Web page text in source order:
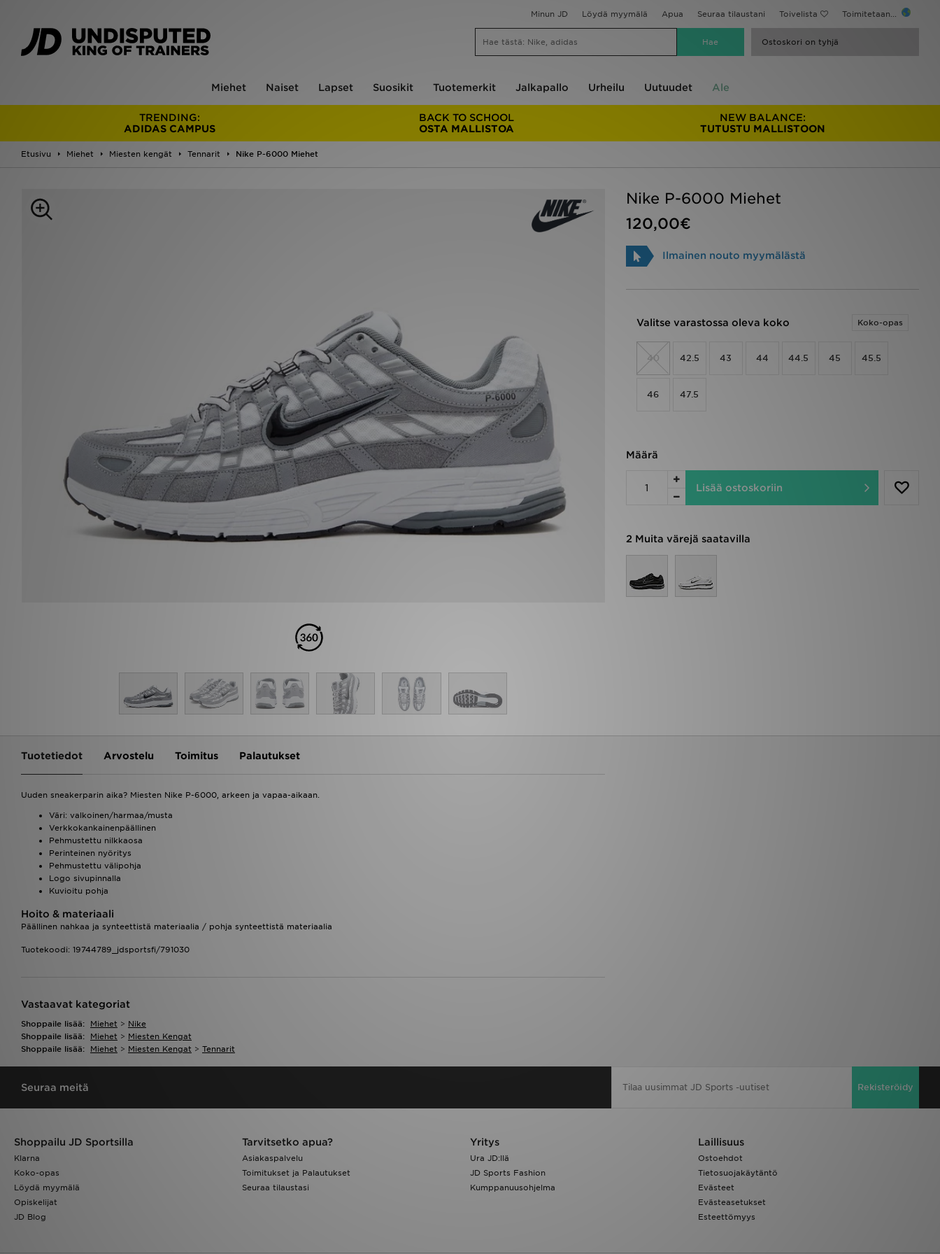
Minun JD Löydä myymälä Apua Seuraa tilaustani Toivelista Toimitetaan...
Ostoskori on tyhjä
Miehet Naiset Lapset Suosikit Tuotemerkit Jalkapallo Urheilu Uutuudet Ale
TRENDING:
ADIDAS CAMPUS
BACK TO SCHOOL
OSTA MALLISTOA
NEW BALANCE:
TUTUSTU MALLISTOON
Etusivu Miehet Miesten kengät Tennarit Nike P-6000 Miehet
Nike P-6000 Miehet
120,00€
Ilmainen nouto myymälästä
Valitse varastossa oleva koko Koko-opas
40 42.5 43 44 44.5 45 45.5
46 47.5
Määrä
Lisää ostoskoriin
2 Muita värejä saatavilla
Tuotetiedot Arvostelu Toimitus Palautukset
Uuden sneakerparin aika? Miesten Nike P-6000, arkeen ja vapaa-aikaan.
Väri: valkoinen/harmaa/musta
Verkkokankainenpäällinen
Pehmustettu nilkkaosa
Perinteinen nyöritys
Pehmustettu välipohja
Logo sivupinnalla
Kuvioitu pohja
Hoito & materiaali
Päällinen nahkaa ja synteettistä materiaalia / pohja synteettistä materiaalia
Tuotekoodi: 19744789_jdsportsfi/791030
Vastaavat kategoriat
Shoppaile lisää: Miehet > Nike
Shoppaile lisää:
Miehet > Miesten Kengat
Shoppaile lisää:
Miehet > Miesten Kengat > Tennarit
Seuraa meitä Rekisteröidy
Shoppailu JD Sportsilla
Klarna
Koko-opas
Löydä myymälä
Opiskelijat
JD Blog
Tarvitsetko apua?
Asiakaspalvelu
Toimitukset ja Palautukset
Seuraa tilaustasi
Yritys
Ura JD:llä
JD Sports Fashion
Kumppanuusohjelma
Laillisuus
Ostoehdot
Tietosuojakäytäntö
Evästeet
Evästeasetukset
Esteettömyys